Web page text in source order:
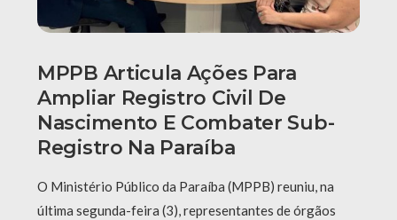
MPPB Articula Ações Para
Ampliar Registro Civil De
Nascimento E Combater Sub-
Registro Na Paraíba
O Ministério Público da Paraíba (MPPB) reuniu, na
última segunda-feira (3), representantes de órgãos